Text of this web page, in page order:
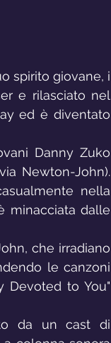
spirito giovane, i
e rilasciato nel
ed è diventato
Danny Zuko
Newton-John).
nella
minacciata dalle
che irradiano
le canzoni
Devoted to You"
da un cast di